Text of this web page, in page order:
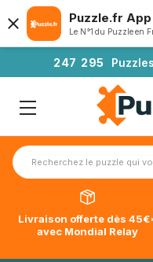
247 295
Livraison offerte dès
avec Mondial Relay
Puzzle.fr App
Le N°1 du Puzzle en